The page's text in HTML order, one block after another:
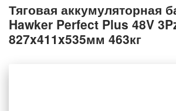
Тяговая аккумуляторная
Hawker Perfect Plus 48V
827x411x535мм 463кг